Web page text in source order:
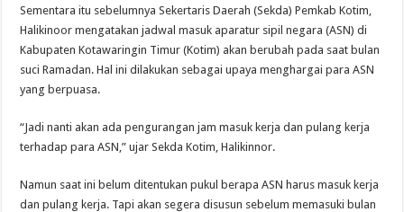
Sementara itu sebelumnya Sekertaris Daerah (Sekda) Pemkab Kotim,
Halikinoor mengatakan jadwal masuk aparatur sipil negara (ASN) di
Kabupaten Kotawaringin Timur (Kotim) akan berubah pada saat bulan
suci Ramadan. Hal ini dilakukan sebagai upaya menghargai para ASN
yang berpuasa.
“Jadi nanti akan ada pengurangan jam masuk kerja dan pulang kerja
terhadap para ASN,” ujar Sekda Kotim, Halikinnor.
Namun saat ini belum ditentukan pukul berapa ASN harus masuk kerja
dan pulang kerja. Tapi akan segera disusun sebelum memasuki bulan